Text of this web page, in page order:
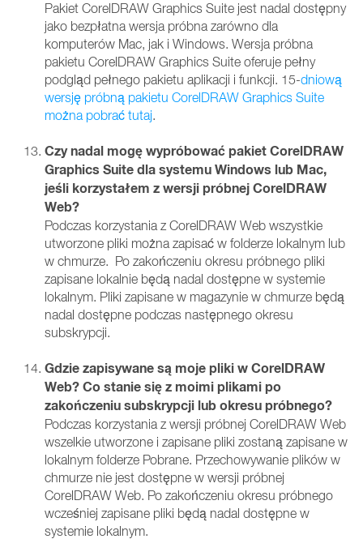
Pakiet CorelDRAW Graphics Suite jest nadal dostępny
jako bezpłatna wersja próbna zarówno dla
komputerów Mac, jak i Windows. Wersja próbna
pakietu CorelDRAW Graphics Suite oferuje pełny
podgląd pełnego pakietu aplikacji i funkcji. 15-dniową
wersję próbną pakietu CorelDRAW Graphics Suite
można pobrać tutaj.
Czy nadal mogę wypróbować pakiet CorelDRAW
Graphics Suite dla systemu Windows lub Mac,
jeśli korzystałem z wersji próbnej CorelDRAW
Web?
Podczas korzystania z CorelDRAW Web wszystkie
utworzone pliki można zapisać w folderze lokalnym lub
w chmurze. Po zakończeniu okresu próbnego pliki
zapisane lokalnie będą nadal dostępne w systemie
lokalnym. Pliki zapisane w magazynie w chmurze będą
nadal dostępne podczas następnego okresu
subskrypcji.
Gdzie zapisywane są moje pliki w CorelDRAW
Web? Co stanie się z moimi plikami po
zakończeniu subskrypcji lub okresu próbnego?
Podczas korzystania z wersji próbnej CorelDRAW Web
wszelkie utworzone i zapisane pliki zostaną zapisane w
lokalnym folderze Pobrane. Przechowywanie plików w
chmurze nie jest dostępne w wersji próbnej
CorelDRAW Web. Po zakończeniu okresu próbnego
wcześniej zapisane pliki będą nadal dostępne w
systemie lokalnym.